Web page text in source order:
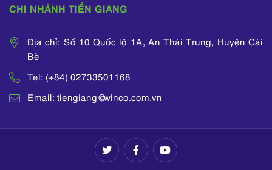
CHI NHÁNH TIỀN GIANG
Địa chỉ: Số 10 Quốc lộ 1A, An Thái Trung, Huyện Cái
Bè
Tel: (+84) 02733501168
Email: tiengiang@winco.com.vn